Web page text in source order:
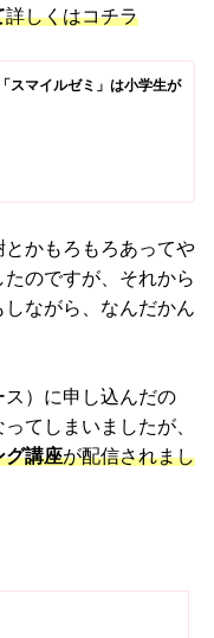
詳しくはコチラ
スマイルゼミ」は小学生が
かもろもろあってや
のですが、それから
ながら、なんだかん
）に申し込んだの
てしまいましたが、
グ講座が配信されまし